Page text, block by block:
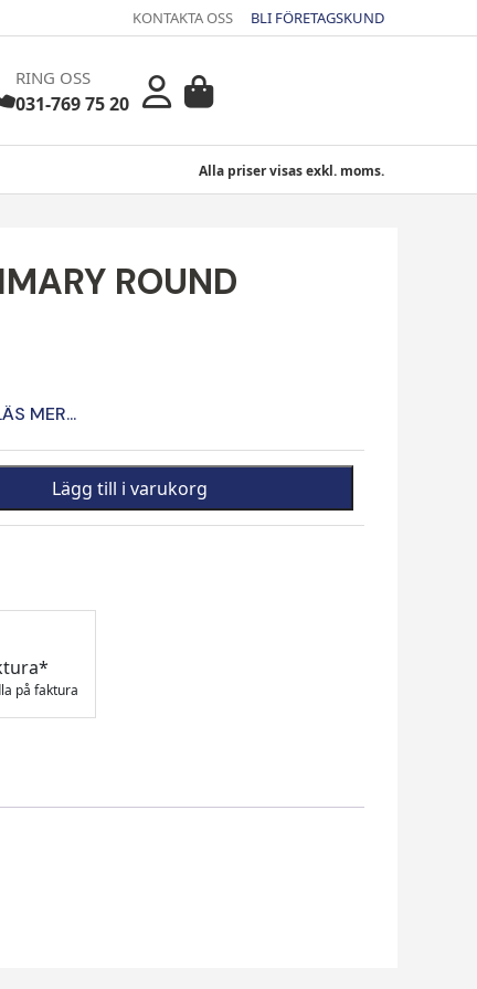
KONTAKTA OSS BLI FÖRETAGSKUND
RING OSS
031-769 75 20
Alla priser visas exkl. moms.
ROUND
MER...
Lägg till i varukorg
på faktura